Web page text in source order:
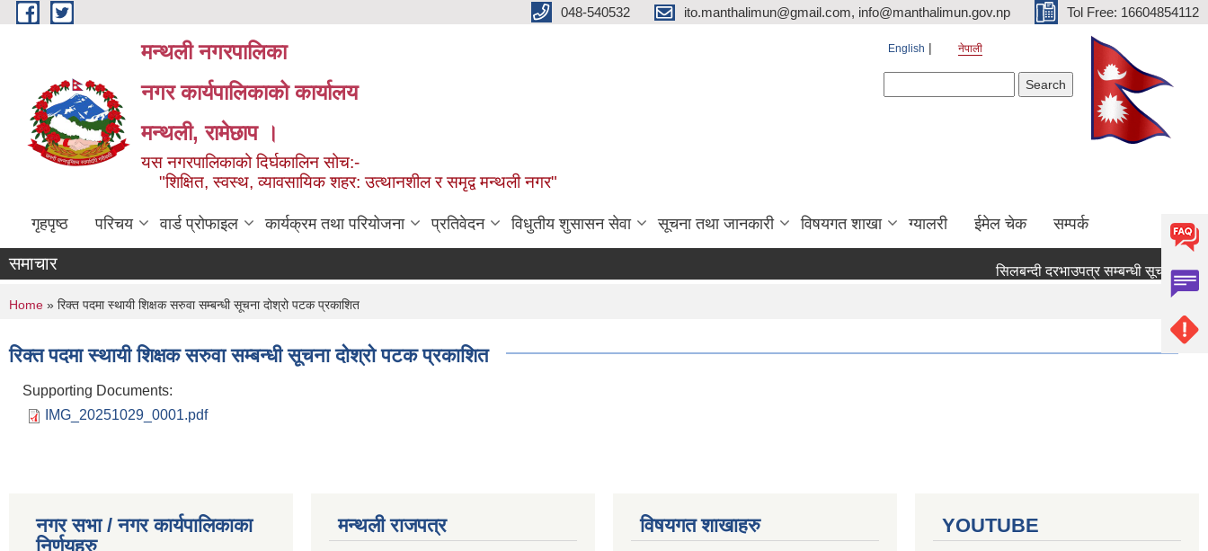
Skip to main content 048-540532 ito.manthalimun@gmail.com, info@manthalimun.gov.np Tol Free: 16604854112
मन्थली नगरपालिका
नगर कार्यपालिकाको कार्यालय
मन्थली, रामेछाप ।
यस नगरपालिकाको दिर्घकालिन सोच:-
"शिक्षित, स्वस्थ, व्यावसायिक शहर: उत्थानशील र समृद्व मन्थली नगर"
English नेपाली
गृहपृष्ठ परिचय वार्ड प्रोफाइल कार्यक्रम तथा परियोजना प्रतिवेदन विधुतीय शुसासन सेवा सूचना तथा जानकारी विषयगत शाखा ग्यालरी ईमेल चेक सम्पर्क
समाचार सिलबन्दी दरभाउपत्र सम्बन्धी सूचना ।
You are here
Home » रिक्त पदमा स्थायी शिक्षक सरुवा सम्बन्धी सूचना दोश्रो पटक प्रकाशित
रिक्त पदमा स्थायी शिक्षक सरुवा सम्बन्धी सूचना दोश्रो पटक प्रकाशित
Supporting Documents:
IMG_20251029_0001.pdf
नगर सभा / नगर कार्यपालिकाका
निर्णयहरु
मन्थली राजपत्र विषयगत शाखाहरु YOUTUBE